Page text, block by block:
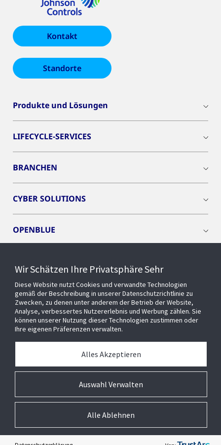
Kontakt
Standorte
Produkte und Lösungen
LIFECYCLE-SERVICES
BRANCHEN
CYBER SOLUTIONS
OPENBLUE
EVENTS
Über uns
© 2026 Johnson Controls Inc. All rights reserved.
Wir Schätzen Ihre Privatsphäre Sehr
Diese Website nutzt Cookies und verwandte Technologien
gemäß der Beschreibung in unserer Datenschutzrichtlinie zu
Zwecken, zu denen unter anderem der Betrieb der Website,
Analyse, verbessertes Nutzererlebnis und Werbung zählen. Sie
können unserer Nutzung dieser Technologien zustimmen oder
Ihre eigenen Präferenzen verwalten.
Auswahl Verwalten
Alles Akzeptieren
Alle Ablehnen
Impressum